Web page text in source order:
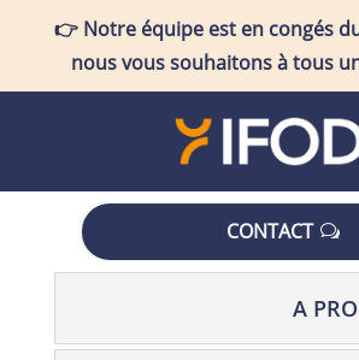
👉 Notre équipe est en congés
nous vous souhaitons à tous
CONTACT
A